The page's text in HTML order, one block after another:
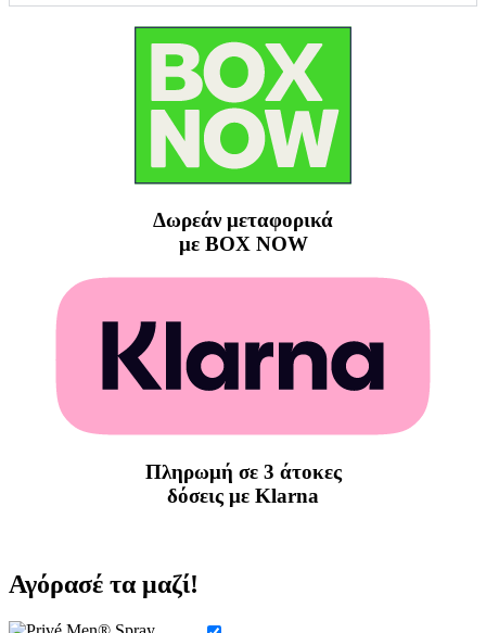
Δωρεάν μεταφορικά
με BOX NOW
Πληρωμή σε 3 άτοκες
δόσεις με Klarna
Αγόρασέ τα μαζί!